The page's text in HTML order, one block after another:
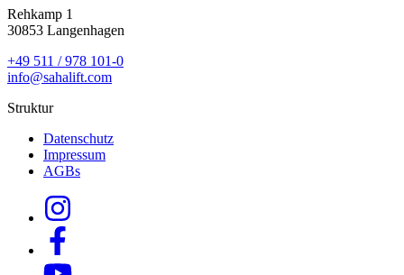
Rehkamp 1
30853 Langenhagen
+49 511 / 978 101-0
info@sahalift.com
Struktur
Datenschutz
Impressum
AGBs